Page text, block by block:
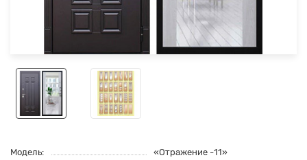
Модель:
«Отражение -11»